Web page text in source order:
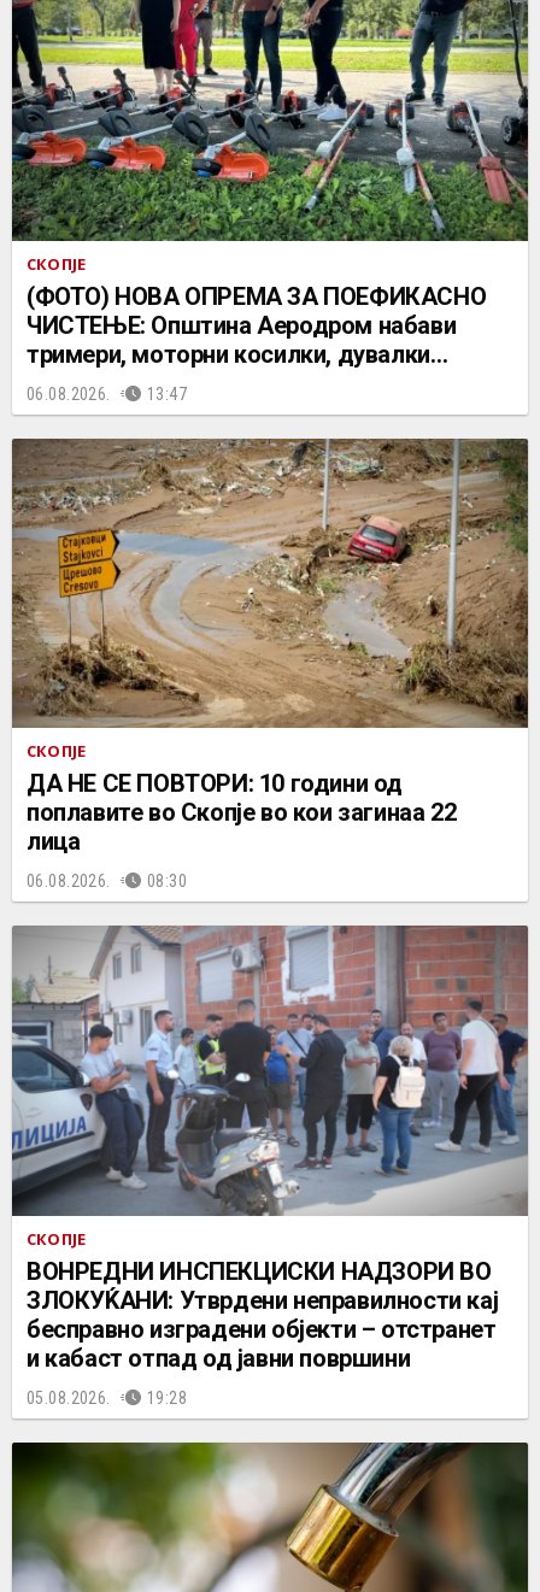
СКОПЈЕ
(ФОТО) НОВА ОПРЕМА ЗА ПОЕФИКАСНО
ЧИСТЕЊЕ: Општина Аеродром набави
тримери, моторни косилки, дувалки…
06.08.2026. 13:47
СКОПЈЕ
ДА НЕ СЕ ПОВТОРИ: 10 години од
поплавите во Скопје во кои загинаа 22
лица
06.08.2026. 08:30
СКОПЈЕ
ВОНРЕДНИ ИНСПЕКЦИСКИ НАДЗОРИ ВО
ЗЛОКУЌАНИ: Утврдени неправилности кај
бесправно изградени објекти – отстранет
и кабаст отпад од јавни површини
05.08.2026. 19:28